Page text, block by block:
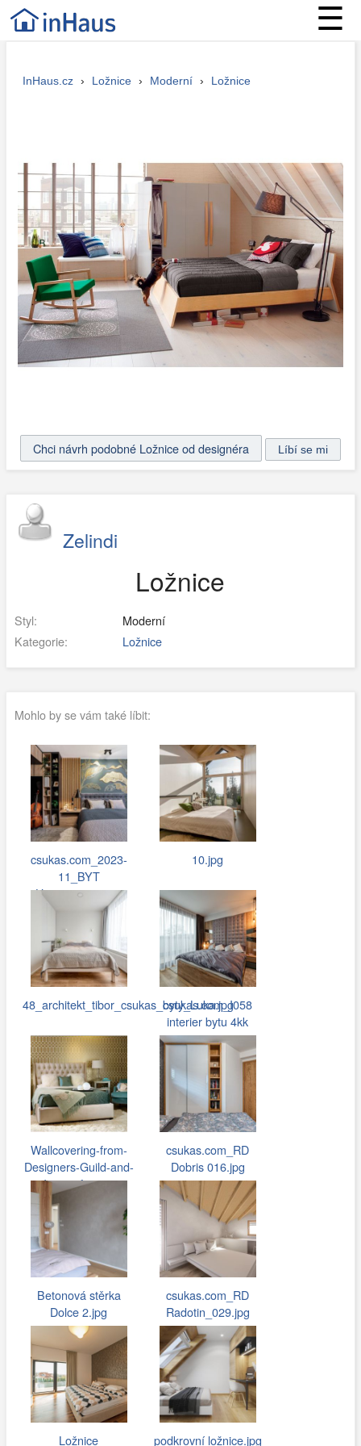
☰
InHaus.cz › Ložnice › Moderní › Ložnice
Chci návrh podobné Ložnice od designéra
Zelindi
Ložnice
Styl:
Moderní
Kategorie:
Ložnice
Mohlo by se vám také líbit:
csukas.com_2023-
11_BYT
Hostivar_050.jpg
10.jpg
48_architekt_tibor_csukas_byty_Luka.jpg
csukas.com_I058
interier bytu 4kk
075.jpg
Wallcovering-from-
Designers-Guild-and-
Image-from…
csukas.com_RD
Dobris 016.jpg
Betonová stěrka
Dolce 2.jpg
csukas.com_RD
Radotin_029.jpg
Ložnice podkrovní ložnice.jpg